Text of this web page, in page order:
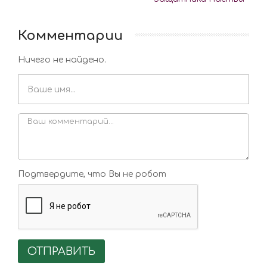
Комментарии
Ничего не найдено.
Подтвердите, что Вы не робот
ОТПРАВИТЬ